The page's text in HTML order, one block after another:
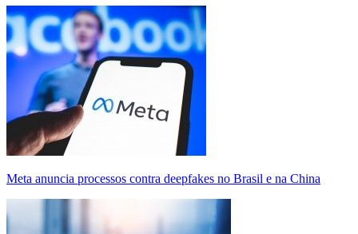
Meta anuncia processos contra deepfakes no Brasil e na China